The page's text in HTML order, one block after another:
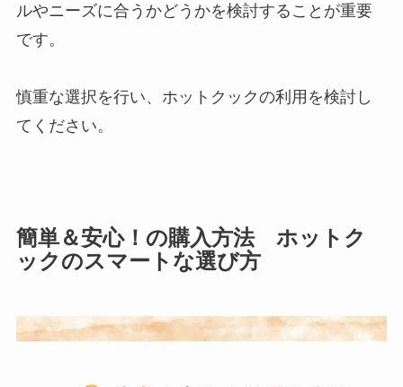
ルやニーズに合うかどうかを検討することが重要
です。
慎重な選択を行い、ホットクックの利用を検討し
てください。
簡単＆安心！の購入方法 ホットク
ックのスマートな選び方